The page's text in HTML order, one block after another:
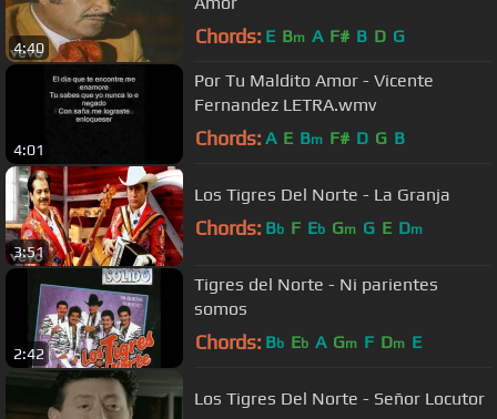
4:40 Chords: E Bm A F# B D G
4:01
Por Tu Maldito Amor - Vicente
Fernandez LETRA.wmv
Chords: A E Bm F# D G B
3:51
Los Tigres Del Norte - La Granja
Chords: Bb F Eb Gm G E Dm
2:42
Tigres del Norte - Ni parientes
somos
Chords: Bb Eb A Gm F Dm E
Los Tigres Del Norte - Señor Locutor